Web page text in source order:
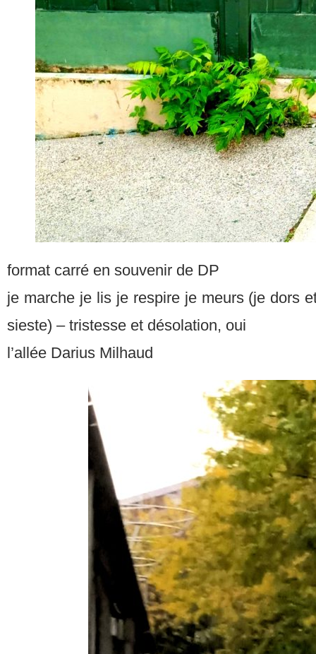
format carré en souvenir de DP
je marche je lis je respire je meurs (je dors
sieste) – tristesse et désolation, oui
l’allée Darius Milhaud